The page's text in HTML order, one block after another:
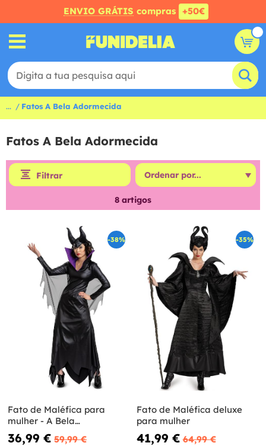
ENVIO GRÁTIS compras +50€
... Fatos A Bela Adormecida
Fatos A Bela Adormecida
Filtrar
8 artigos
-38%
Fato de Maléfica para
mulher - A Bela
Adormecida
36,99 € 59,99 €
-35%
Fato de Maléfica deluxe
para mulher
41,99 € 64,99 €